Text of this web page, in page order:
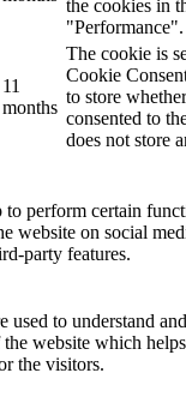
the cookies in
"Performance".
11
months
The cookie is
Cookie
to store
consented to
does not store
to perform certain
website on social
party features.
used to understand
website which
the visitors.